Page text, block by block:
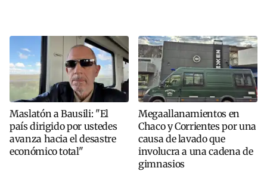
Maslatón a Bausili: "El
país dirigido por ustedes
avanza hacia el desastre
económico total"
Megaallanamientos en
Chaco y Corrientes por una
causa de lavado que
involucra a una cadena de
gimnasios